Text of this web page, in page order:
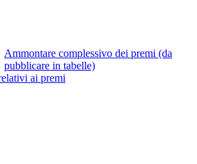
Ammontare complessivo dei premi (da
pubblicare in tabelle)
ai premi